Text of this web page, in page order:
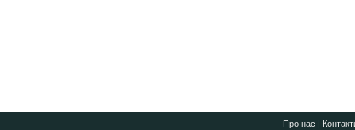
Про нас |